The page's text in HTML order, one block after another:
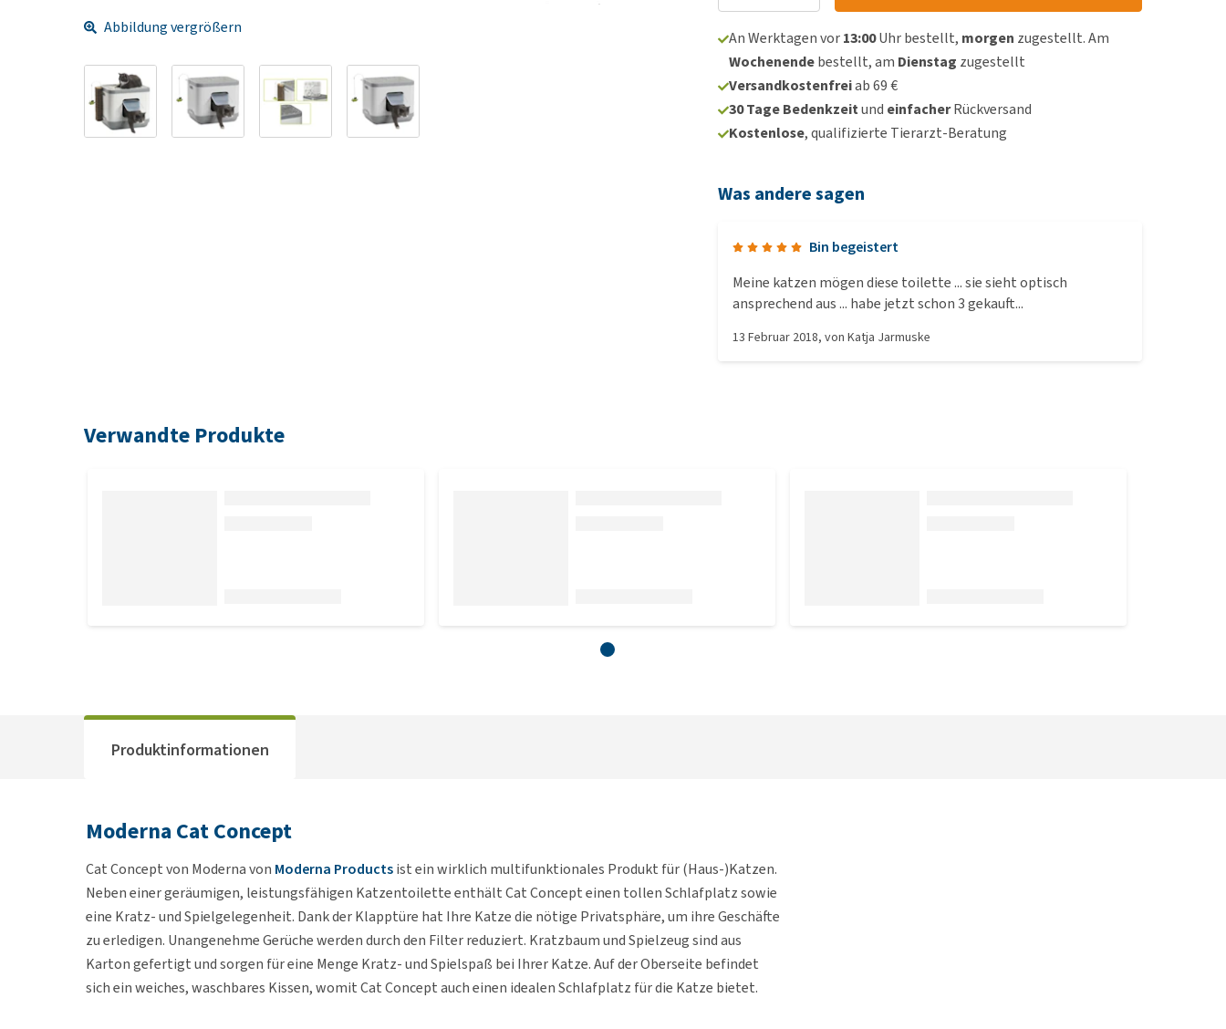
Abbildung vergrößern
An Werktagen vor13:00Uhr bestellt, morgen zugestellt. Am
Wochenendebestellt, am Dienstag zugestellt
Versandkostenfreiab 69 €
30 Tage Bedenkzeitund einfacherRückversand
Kostenlose, qualifizierte Tierarzt-Beratung
Was andere sagen
Bin begeistert
Meine katzen mögen diese toilette ... sie sieht optisch
ansprechend aus ... habe jetzt schon 3 gekauft...
13 Februar 2018, vonKatja Jarmuske
Verwandte Produkte
Produktinformationen
Moderna Cat Concept
Cat Concept von Moderna von Moderna Productsist ein wirklich multifunktionales Produkt für (Haus-)Katzen.
Neben einer geräumigen, leistungsfähigen Katzentoilette enthält Cat Concept einen tollen Schlafplatz sowie
eine Kratz- und Spielgelegenheit. Dank der Klapptüre hat Ihre Katze die nötige Privatsphäre, um ihre Geschäfte
zu erledigen. Unangenehme Gerüche werden durch den Filter reduziert. Kratzbaum und Spielzeug sind aus
Karton gefertigt und sorgen für eine Menge Kratz- und Spielspaß bei Ihrer Katze. Auf der Oberseite befindet
sich ein weiches, waschbares Kissen, womit Cat Concept auch einen idealen Schlafplatz für die Katze bietet.